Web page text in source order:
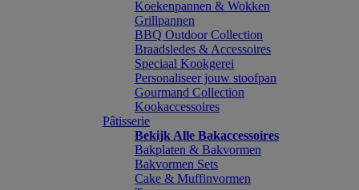
Koekenpannen & Wokken
Grillpannen
BBQ Outdoor Collection
Braadsledes & Accessoires
Speciaal Kookgerei
Personaliseer jouw stoofpan
Gourmand Collection
Kookaccessoires
Pâtisserie
Bekijk Alle Bakaccessoires
Bakplaten & Bakvormen
Bakvormen Sets
Cake & Muffinvormen